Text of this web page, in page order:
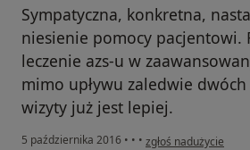
Sympatyczna, konkretna,
niesienie pomocy pacjentowi.
leczenie azs-u w
mimo upływu zaledwie
wizyty już jest lepiej.
5 października 2016 • • • w opinii użytkownika
zgłoś nadużycie